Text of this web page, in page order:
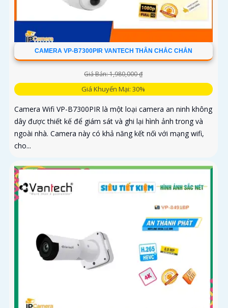
CAMERA VP-B7300PIR VANTECH THÂN CHẮC CHẮN
Giá Bán: 1,980,000 ₫
Giá Khuyến Mại: 30%
Camera Wifi VP-B7300PIR là một loại camera an ninh không
dây được thiết kế để giám sát và ghi lại hình ảnh trong và
ngoài nhà. Camera này có khả năng kết nối với mạng wifi,
cho...